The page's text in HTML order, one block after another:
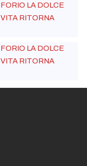
FORIO LA DOLCE
VITA RITORNA
FORIO LA DOLCE
VITA RITORNA